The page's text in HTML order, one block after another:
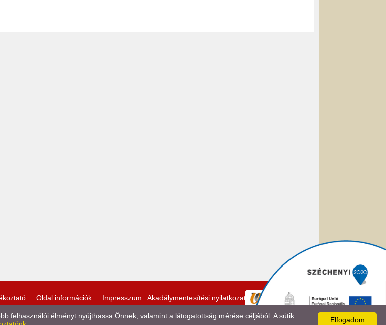
Oldal információk Impresszum Akadálymentesítési nyilatkozat
Elfogadom
felhasználói élményt nyújthassa Önnek, valamint a látogatottság mérése céljából. A sütik